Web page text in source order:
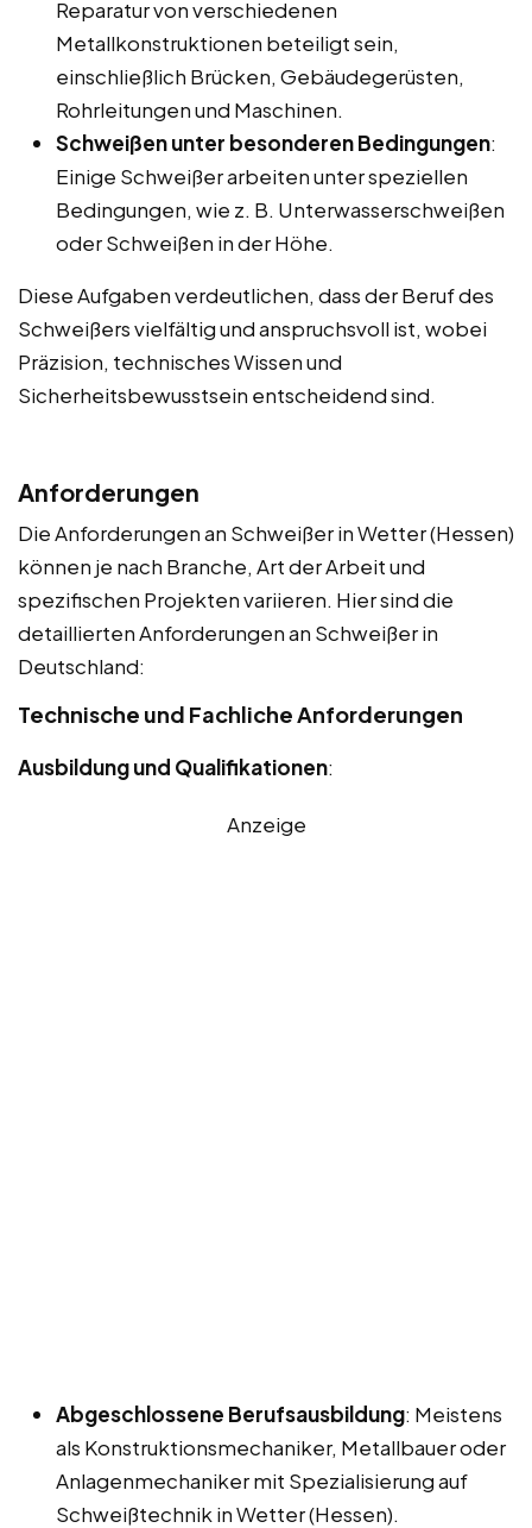
Reparatur von verschiedenen
Metallkonstruktionen beteiligt sein,
einschließlich Brücken, Gebäudegerüsten,
Rohrleitungen und Maschinen.
Schweißen unter besonderen Bedingungen:
Einige Schweißer arbeiten unter speziellen
Bedingungen, wie z. B. Unterwasserschweißen
oder Schweißen in der Höhe.
Diese Aufgaben verdeutlichen, dass der Beruf des
Schweißers vielfältig und anspruchsvoll ist, wobei
Präzision, technisches Wissen und
Sicherheitsbewusstsein entscheidend sind.
Anforderungen
Die Anforderungen an Schweißer in Wetter (Hessen)
können je nach Branche, Art der Arbeit und
spezifischen Projekten variieren. Hier sind die
detaillierten Anforderungen an Schweißer in
Deutschland:
Technische und Fachliche Anforderungen
Ausbildung und Qualifikationen:
Anzeige
Abgeschlossene Berufsausbildung: Meistens
als Konstruktionsmechaniker, Metallbauer oder
Anlagenmechaniker mit Spezialisierung auf
Schweißtechnik in Wetter (Hessen).